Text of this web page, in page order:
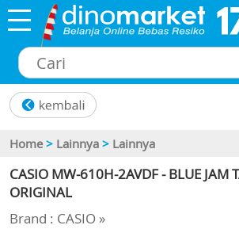
Home > Lainnya > Lainnya
CASIO MW-610H-2AVDF - BLUE JAM
ORIGINAL
Brand : CASIO »